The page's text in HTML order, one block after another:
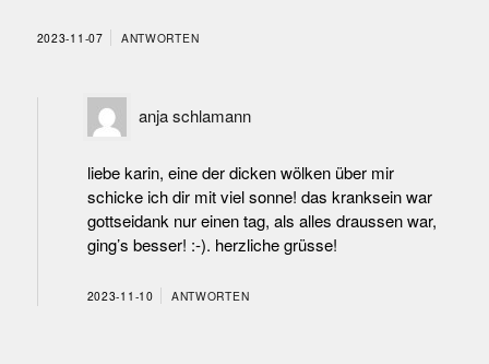
2023-11-07 ANTWORTEN
anja schlamann
liebe karin, eine der dicken wölken über mir
schicke ich dir mit viel sonne! das kranksein war
gottseidank nur einen tag, als alles draussen war,
ging’s besser! :-). herzliche grüsse!
2023-11-10 ANTWORTEN